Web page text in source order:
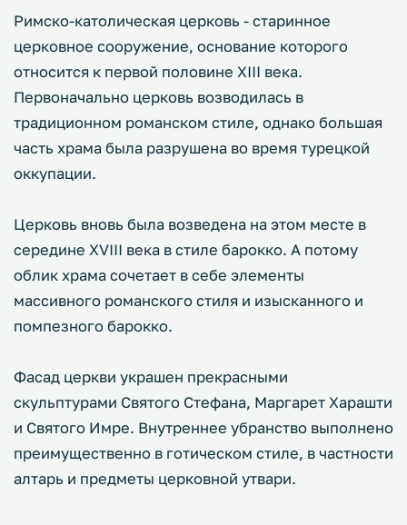
Римско-католическая церковь - старинное
церковное сооружение, основание которого
относится к первой половине XIII века.
Первоначально церковь возводилась в
традиционном романском стиле, однако большая
часть храма была разрушена во время турецкой
оккупации.
Церковь вновь была возведена на этом месте в
середине XVIII века в стиле барокко. А потому
облик храма сочетает в себе элементы
массивного романского стиля и изысканного и
помпезного барокко.
Фасад церкви украшен прекрасными
скульптурами Святого Стефана, Маргарет Харашти
и Святого Имре. Внутреннее убранство выполнено
преимущественно в готическом стиле, в частности
алтарь и предметы церковной утвари.